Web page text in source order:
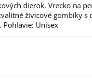
dierok. Vrecko na
živicové gombíky s
Pohlavie: Unisex